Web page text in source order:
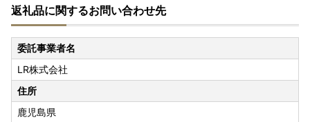
・返礼品の到着後について
到着後は速やかに返礼品の状態をご確認ください。
返礼品の発送には万全を期しておりますが、万が一、不良・
破損・誤納品などがございましたら、返礼品到着から2日以
内に【商品の写真】と【箱などの梱包外装の写真】を添付の
うえ、お問い合わせ先までご連絡くださいませ。
到着から日数が経ったものに関しましてはご対応いたしかね
る場合がございます。
返礼品に関するお問い合わせ先
委託事業者名
LR株式会社
住所
鹿児島県